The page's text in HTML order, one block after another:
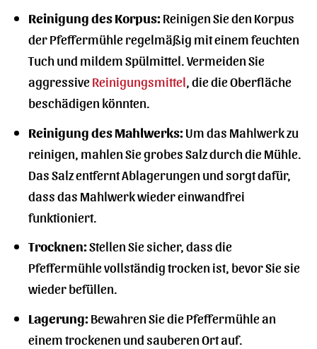
Reinigung des Korpus:Reinigen Sie den Korpus
der Pfeffermühle regelmäßig mit einem feuchten
Tuch und mildem Spülmittel. Vermeiden Sie
aggressiveReinigungsmittel , die die Oberfläche
beschädigen könnten.
Reinigung des Mahlwerks:Um das Mahlwerk zu
reinigen, mahlen Sie grobes Salz durch die Mühle.
Das Salz entfernt Ablagerungen und sorgt dafür,
dass das Mahlwerk wieder einwandfrei
funktioniert.
Trocknen:Stellen Sie sicher, dass die
Pfeffermühle vollständig trocken ist, bevor Sie sie
wieder befüllen.
Lagerung:Bewahren Sie die Pfeffermühle an
einem trockenen und sauberen Ort auf.